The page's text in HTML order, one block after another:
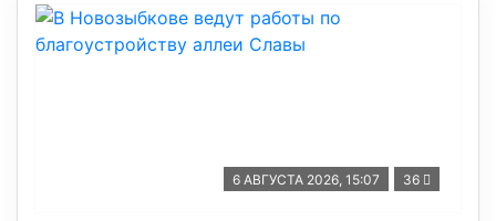
6 АВГУСТА 2026, 15:07 36